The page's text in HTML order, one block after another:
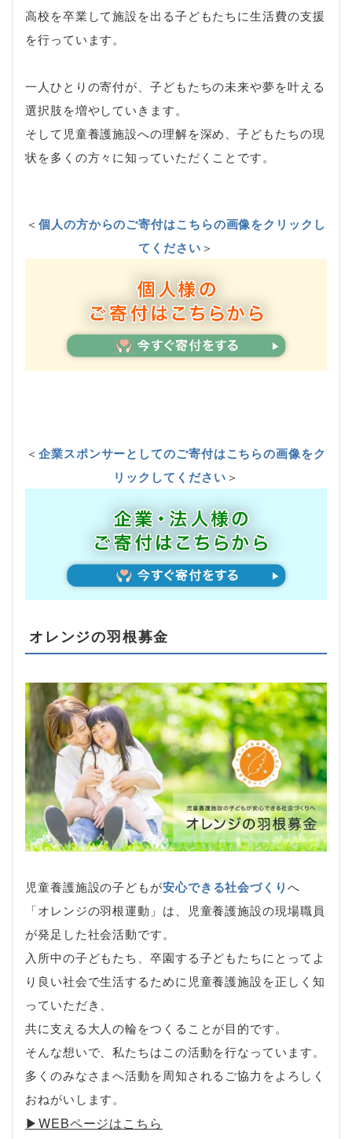
高校を卒業して施設を出る子どもたちに生活費の支援
を行っています。
一人ひとりの寄付が、子どもたちの未来や夢を叶える
選択肢を増やしていきます。
そして児童養護施設への理解を深め、子どもたちの現
状を多くの方々に知っていただくことです。
＜個人の方からのご寄付はこちらの画像をクリックし
てください＞
＜企業スポンサーとしてのご寄付はこちらの画像をク
リックしてください＞
オレンジの羽根募金
児童養護施設の子どもが安心できる社会づくりへ
「オレンジの羽根運動」は、児童養護施設の現場職員
が発足した社会活動です。
入所中の子どもたち、卒園する子どもたちにとってよ
り良い社会で生活するために児童養護施設を正しく知
っていただき、
共に支える大人の輪をつくることが目的です。
そんな想いで、私たちはこの活動を行なっています。
多くのみなさまへ活動を周知されるご協力をよろしく
おねがいします。
▶︎WEBページはこちら